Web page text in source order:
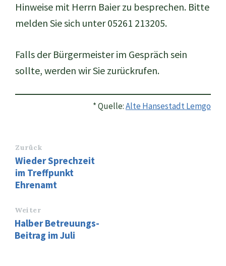
Hinweise mit Herrn Baier zu besprechen. Bitte
melden Sie sich unter 05261 213205.
Falls der Bürgermeister im Gespräch sein
sollte, werden wir Sie zurückrufen.
* Quelle:Alte Hansestadt Lemgo
Zurück
Wieder Sprechzeit
im Treffpunkt
Ehrenamt
Weiter
Halber Betreuungs-
Beitrag im Juli